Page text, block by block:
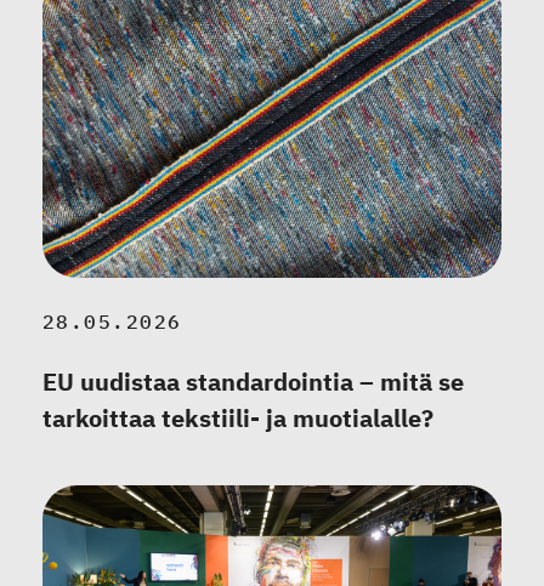
28.05.2026
EU uudistaa standardointia – mitä se
tarkoittaa tekstiili- ja muotialalle?